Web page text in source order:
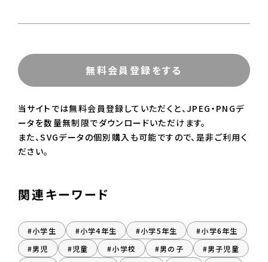
無料会員登録をする
当サイトでは無料会員登録していただくと、JPEG・PNGデ
ータを数量無制限でダウンロードいただけます。
また、SVGデータの個別購入も可能ですので、是非ご利用く
ださい。
関連キーワード
#小学生 #小学4年生 #小学5年生
#小学6年生
#男児
#児童 #小学校 #男の子
#男子児童